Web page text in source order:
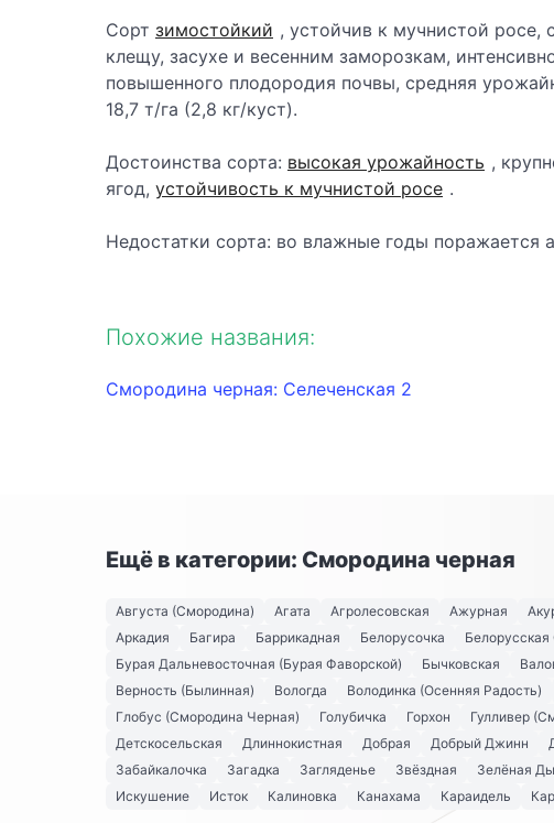
Сорт зимостойкий , устойчив к мучнистой росе,
клещу, засухе и весенним заморозкам,
повышенного плодородия почвы, средняя
18,7 т/га (2,8 кг/куст).
Достоинства сорта: высокая урожайность ,
ягод, устойчивость к мучнистой росе .
Недостатки сорта: во влажные годы поражается
Похожие названия:
Смородина черная: Селеченская 2
Ещё в категории: Смородина черная
Августа (Смородина) Агата Агролесовская Ажурная
Аркадия
Багира Баррикадная Белорусочка Белорусская
Бурая Дальневосточная (Бурая Фаворской)
Бычковская
Верность (Былинная)
Вологда Володинка (Осенняя Радость)
Глобус (Смородина Черная)
Голубичка Горхон Гулливер
Детскосельская
Длиннокистная Добрая Добрый Джинн
Забайкалочка
Загадка Загляденье Звёздная Зелёная
Искушение
Исток Калиновка Канахама Караидель